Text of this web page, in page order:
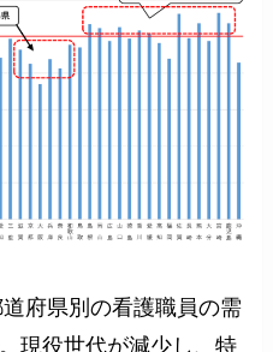
府県別の看護職員の需
現役世代が減少し、特